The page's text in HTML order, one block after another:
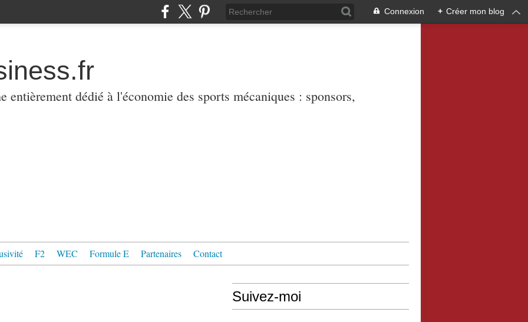
Connexion + Créer mon blog
entièrement dédié à l'économie des sports mécaniques : sponsors,
F2 WEC Formule E Partenaires Contact
Suivez-moi